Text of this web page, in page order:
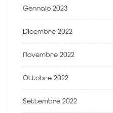
Gennaio 2023
Dicembre 2022
Novembre 2022
Ottobre 2022
Settembre 2022